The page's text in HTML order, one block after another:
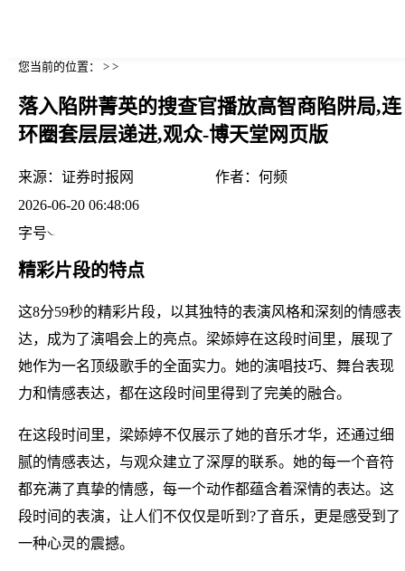
您当前的位置： > >
落入陷阱菁英的搜查官播放高智商陷阱局,连
环圈套层层递进,观众-博天堂网页版
来源： 证券时报网 作者： 何频
2026-06-20 06:48:06
字号
精彩片段的特点
这8分59秒的精彩片段，以其独特的表演风格和深刻的情感表
达，成为了演唱会上的亮点。梁婖婷在这段时间里，展现了
她作为一名顶级歌手的全面实力。她的演唱技巧、舞台表现
力和情感表达，都在这段时间里得到了完美的融合。
在这段时间里，梁婖婷不仅展示了她的音乐才华，还通过细
腻的情感表达，与观众建立了深厚的联系。她的每一个音符
都充满了真挚的情感，每一个动作都蕴含着深情的表达。这
段时间的表演，让人们不仅仅是听到?了音乐，更是感受到了
一种心灵的震撼。